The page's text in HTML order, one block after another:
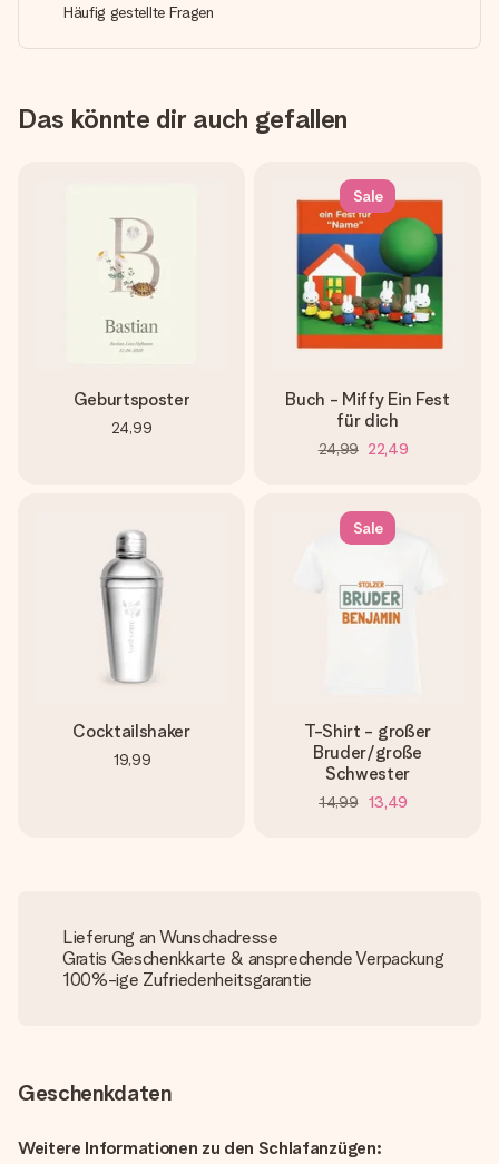
Häufig gestellte Fragen
Das könnte dir auch gefallen
Geburtsposter
24,99
Sale
Buch - Miffy Ein Fest
für dich
24,99 22,49
Cocktailshaker
19,99
Sale
T-Shirt - großer
Bruder/große
Schwester
14,99 13,49
Lieferung an Wunschadresse
Gratis Geschenkkarte & ansprechende Verpackung
100%-ige Zufriedenheitsgarantie
Geschenkdaten
Weitere Informationen zu den Schlafanzügen: